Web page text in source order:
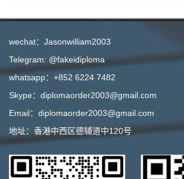
wechat：Jasonwilliam2003
Telegram: @fakeidiploma
whatsapp：+852 6224 7482
Skype：diplomaorder2003@gmail.com
Email：diplomaorder2003@gmail.com
地址：香港中西区德辅道中120号